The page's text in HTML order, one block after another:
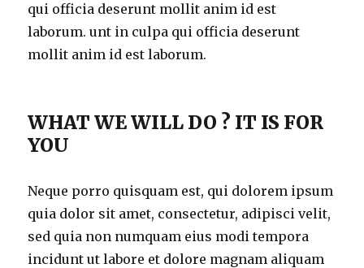
qui officia deserunt mollit anim id est
laborum. unt in culpa qui officia deserunt
mollit anim id est laborum.
WHAT WE WILL DO ? IT IS FOR
YOU
Neque porro quisquam est, qui dolorem ipsum
quia dolor sit amet, consectetur, adipisci velit,
sed quia non numquam eius modi tempora
incidunt ut labore et dolore magnam aliquam